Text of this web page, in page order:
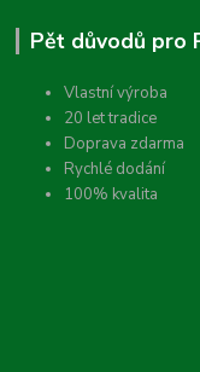
Pět důvodů pro
Vlastní výroba
20 let tradice
Doprava zdarma
Rychlé dodání
100% kvalita